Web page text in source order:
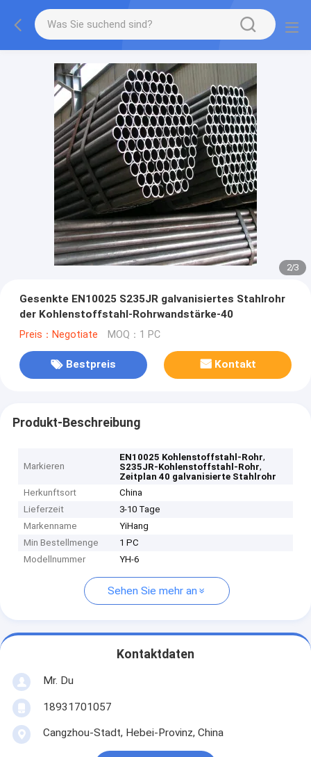
2/3
Gesenkte EN10025 S235JR galvanisiertes Stahlrohr
der Kohlenstoffstahl-Rohrwandstärke-40
Preis：Negotiate MOQ：1 PC
Bestpreis Kontakt
Produkt-Beschreibung
Markieren
EN10025 Kohlenstoffstahl-Rohr,
S235JR-Kohlenstoffstahl-Rohr,
Zeitplan 40 galvanisierte Stahlrohr
Herkunftsort
China
Lieferzeit
3-10 Tage
Markenname
YiHang
Min Bestellmenge
1 PC
Modellnummer
YH-6
Sehen Sie mehr an
Kontaktdaten
Mr. Du
18931701057
Cangzhou-Stadt, Hebei-Provinz, China